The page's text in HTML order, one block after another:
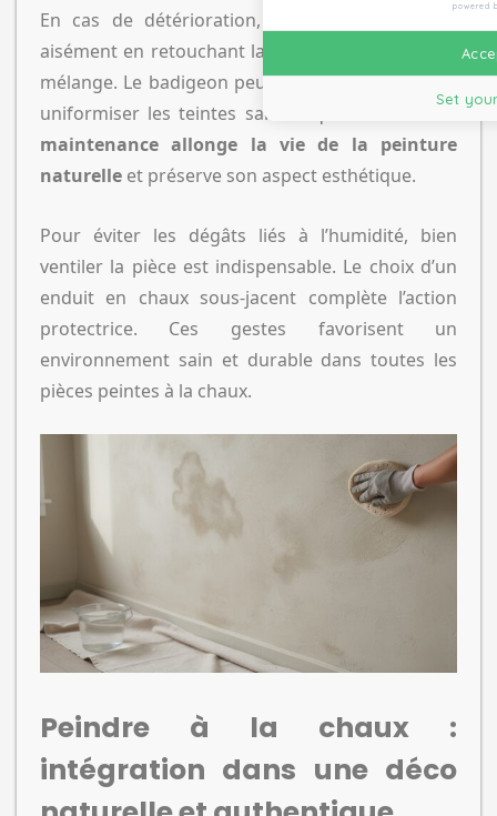
En cas de détérioration, la réparation se fait
aisément en retouchant la surface avec le même
mélange. Le badigeon peut être réappliqué pour
uniformiser les teintes sans risque.
maintenance allonge la vie de la peinture
naturelleet préserve son aspect esthétique.
Pour éviter les dégâts liés à l’humidité, bien
ventiler la pièce est indispensable. Le choix d’un
enduit en chaux sous-jacent complète l’action
protectrice. Ces gestes favorisent un
environnement sain et durable dans toutes les
pièces peintes à la chaux.
Peindre à la chaux :
intégration dans une déco
powered
Set